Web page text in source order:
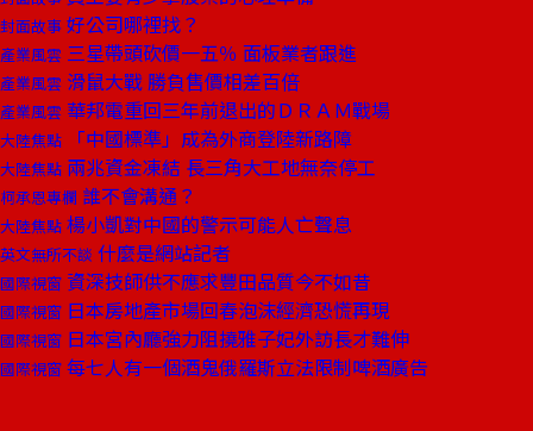
封面故事 好公司哪裡找？
產業風雲 三星帶頭砍價一五％ 面板業者跟進
產業風雲 滑鼠大戰 勝負售價相差百倍
產業風雲 華邦電重回三年前退出的ＤＲＡＭ戰場
大陸焦點 「中國標準」成為外商登陸新路障
大陸焦點 兩兆資金凍結 長三角大工地無奈停工
柯承恩專欄 誰不會溝通？
大陸焦點 楊小凱對中國的警示可能人亡聲息
英文無所不談 什麼是網站記者
國際視窗 資深技師供不應求豐田品質今不如昔
國際視窗 日本房地產市場回春泡沫經濟恐慌再現
國際視窗 日本宮內廳強力阻撓雅子妃外訪長才難伸
國際視窗 每七人有一個酒鬼俄羅斯立法限制啤酒廣告